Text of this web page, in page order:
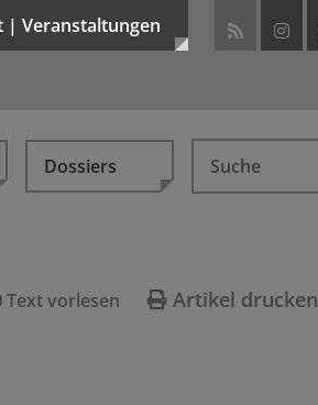
| Veranstaltungen
Dossiers
Text vorlesen Artikel drucken